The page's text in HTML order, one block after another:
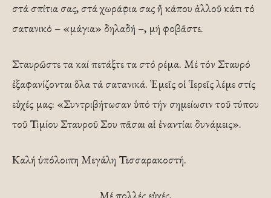
στά σπίτια σας, στά χωράφια σας ἤ κάπου ἀλλοῦ κάτι τό
σατανικό – «μάγια» δηλαδή –, μή φοβᾶστε.
Σταυρῶστε τα καί πετάξτε τα στό ρέμα. Μέ τόν Σταυρό
ἐξαφανίζονται ὅλα τά σατανικά. Ἐμεῖς οἱ Ἱερεῖς λέμε στίς
εὐχές μας: «Συντριβήτωσαν ὑπό τήν σημείωσιν τοῦ τύπου
τοῦ Τιμίου Σταυροῦ Σου πᾶσαι αἱ ἐναντίαι δυνάμεις».
Καλή ὑπόλοιπη Μεγάλη Τεσσαρακοστή.